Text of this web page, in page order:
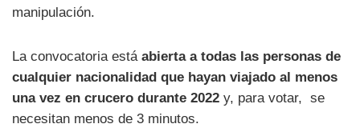
manipulación.
La convocatoria está abierta a todas las personas de
cualquier nacionalidad que hayan viajado al menos
una vez en crucero durante 2022 y, para votar, se
necesitan menos de 3 minutos.